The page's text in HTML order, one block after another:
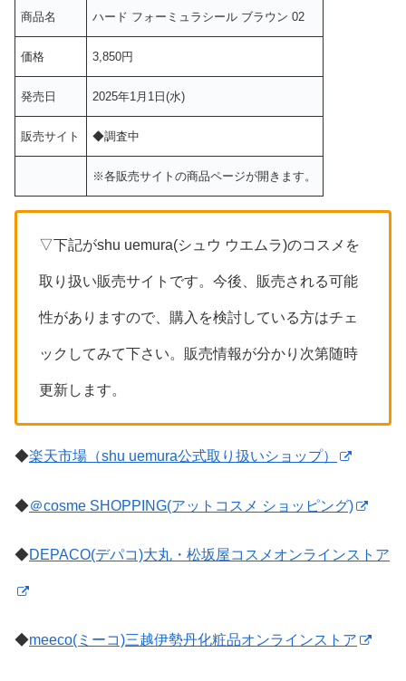
商品名 ハード フォーミュラシール ブラウン 02
価格 3,850円
発売日 2025年1月1日(水)
販売サイト ◆調査中
※各販売サイトの商品ページが開きます。
▽下記がshu uemura(シュウ ウエムラ)のコスメを
取り扱い販売サイトです。今後、販売される可能
性がありますので、購入を検討している方はチェ
ックしてみて下さい。販売情報が分かり次第随時
更新します。
◆楽天市場（shu uemura公式取り扱いショップ）
◆＠cosme SHOPPING(アットコスメ ショッピング)
◆DEPACO(デパコ)大丸・松坂屋コスメオンラインストア
◆meeco(ミーコ)三越伊勢丹化粧品オンラインストア